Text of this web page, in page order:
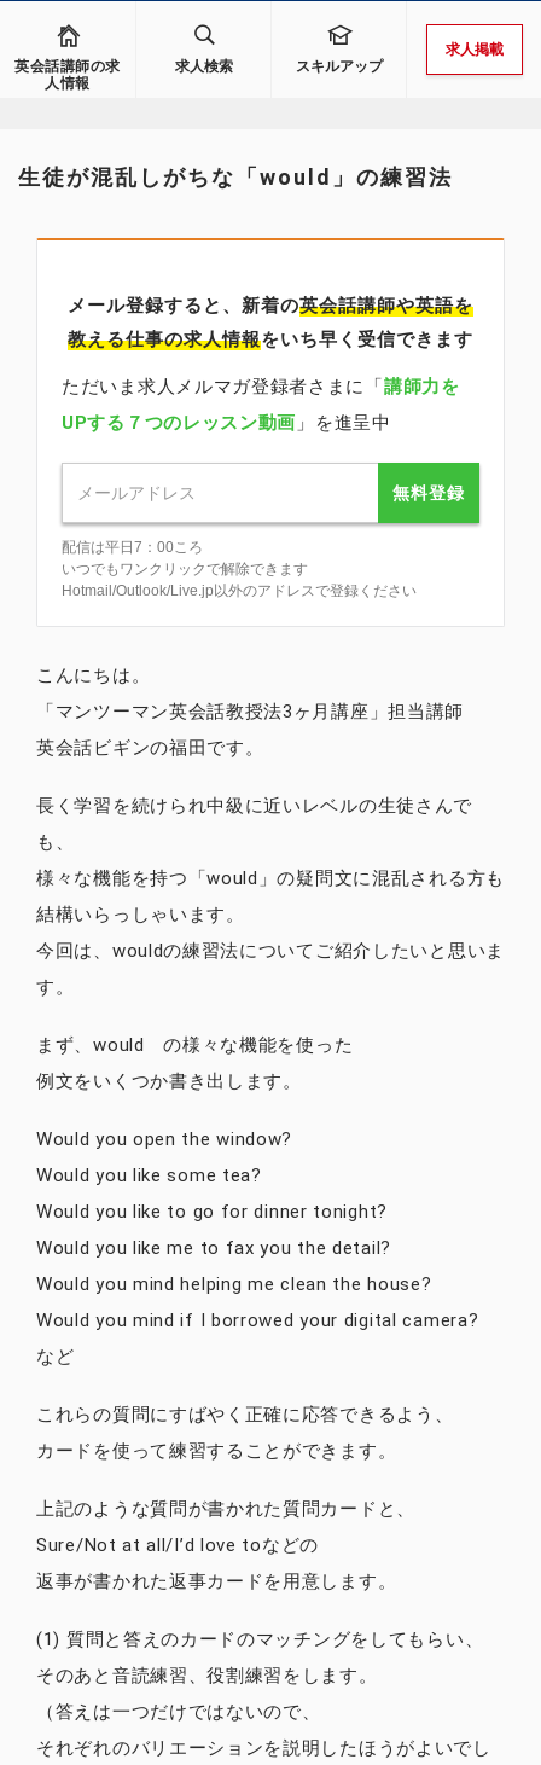
英会話講師の求
人情報
求人検索 スキルアップ
求人掲載
生徒が混乱しがちな「would」の練習法
メール登録すると、新着の英会話講師や英語を
教える仕事の求人情報をいち早く受信できます
ただいま求人メルマガ登録者さまに「講師力を
UPする７つのレッスン動画 」を進呈中
無料登録
配信は平日7：00ころ
いつでもワンクリックで解除できます
Hotmail/Outlook/Live.jp以外のアドレスで登録ください
こんにちは。
「マンツーマン英会話教授法3ヶ月講座」担当講師
英会話ビギンの福田です。
長く学習を続けられ中級に近いレベルの生徒さんで
も、
様々な機能を持つ「would」の疑問文に混乱される方も
結構いらっしゃいます。
今回は、wouldの練習法についてご紹介したいと思いま
す。
まず、would の様々な機能を使った
例文をいくつか書き出します。
Would you open the window?
Would you like some tea?
Would you like to go for dinner tonight?
Would you like me to fax you the detail?
Would you mind helping me clean the house?
Would you mind if I borrowed your digital camera?
など
これらの質問にすばやく正確に応答できるよう、
カードを使って練習することができます。
上記のような質問が書かれた質問カードと、
Sure/Not at all/I’d love toなどの
返事が書かれた返事カードを用意します。
(1) 質問と答えのカードのマッチングをしてもらい、
そのあと音読練習、役割練習をします。
（答えは一つだけではないので、
それぞれのバリエーションを説明したほうがよいでし